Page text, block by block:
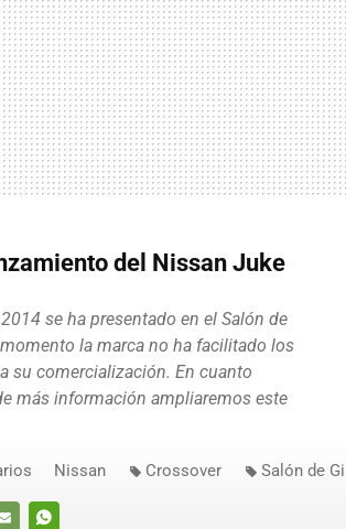
del Nissan Juke
se ha presentado en el Salón de
la marca no ha facilitado los
su comercialización. En cuanto
más información ampliaremos este
Nissan Crossover Salón de